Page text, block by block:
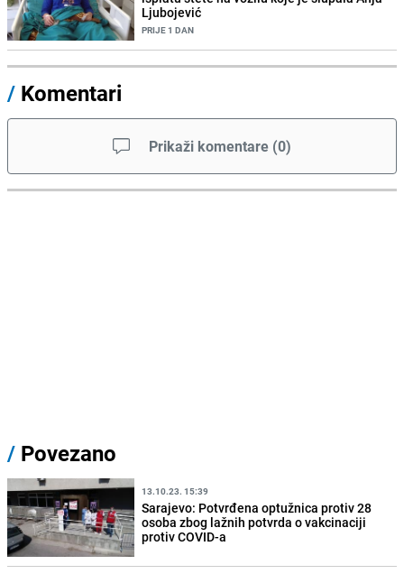
Ljubojević
PRIJE 1 DAN
/ Komentari
Prikaži komentare (0)
/ Povezano
13.10.23. 15:39
Sarajevo: Potvrđena optužnica protiv 28
osoba zbog lažnih potvrda o vakcinaciji
protiv COVID-a